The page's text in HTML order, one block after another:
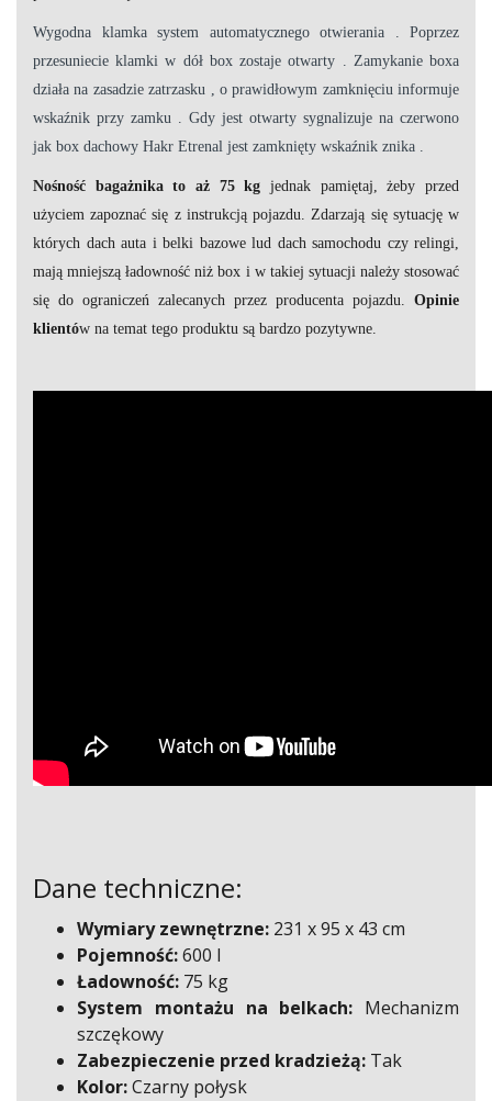
Wygodna klamka
system automatycznego otwierania . Poprzez
przesuniecie klamki w dół box zostaje otwarty . Zamykanie boxa
działa na zasadzie zatrzasku , o prawidłowym zamknięciu informuje
wskaźnik przy zamku . Gdy jest otwarty sygnalizuje na czerwono
jak box dachowy Hakr Etrenal jest zamknięty wskaźnik znika .
Nośność bagażnika to aż 75 kg jednak pamiętaj, żeby przed
użyciem zapoznać się z instrukcją pojazdu. Zdarzają się sytuację w
których dach auta i belki bazowe lud dach samochodu czy relingi,
mają mniejszą ładowność niż box i w takiej sytuacji należy stosować
się do ograniczeń zalecanych przez producenta pojazdu. Opinie
klientów na temat tego produktu są bardzo pozytywne.
Dane techniczne:
Wymiary zewnętrzne: 231 x 95 x 43 cm
Pojemność:600 l
Ładowność: 75 kg
System montażu na belkach: Mechanizm
szczękowy
Zabezpieczenie przed kradzieżą: Tak
Kolor:Czarny połysk